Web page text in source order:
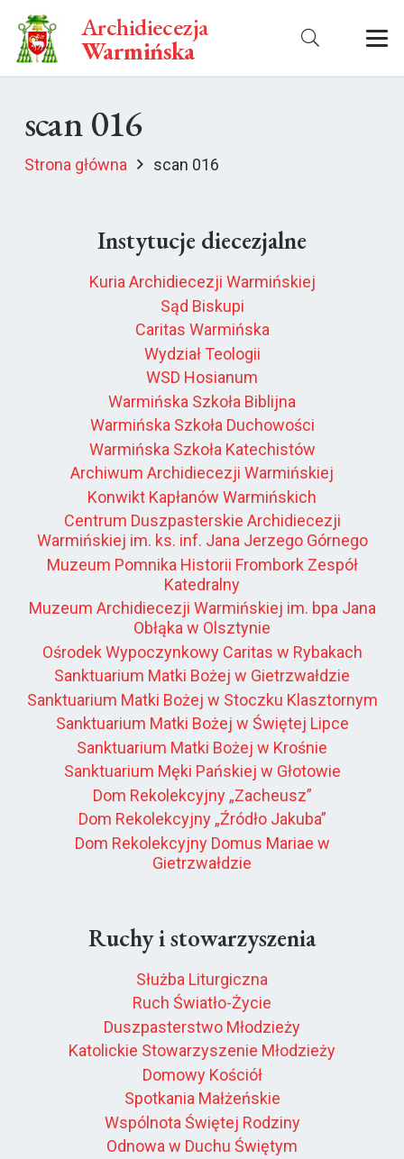
Archidiecezja
Warmińska
scan 016
Strona główna scan 016
Instytucje diecezjalne
Kuria Archidiecezji Warmińskiej
Sąd Biskupi
Caritas Warmińska
Wydział Teologii
WSD Hosianum
Warmińska Szkoła Biblijna
Warmińska Szkoła Duchowości
Warmińska Szkoła Katechistów
Archiwum Archidiecezji Warmińskiej
Konwikt Kapłanów Warmińskich
Centrum Duszpasterskie Archidiecezji
Warmińskiej im. ks. inf. Jana Jerzego Górnego
Muzeum Pomnika Historii Frombork Zespół
Katedralny
Muzeum Archidiecezji Warmińskiej im. bpa Jana
Obłąka w Olsztynie
Ośrodek Wypoczynkowy Caritas w Rybakach
Sanktuarium Matki Bożej w Gietrzwałdzie
Sanktuarium Matki Bożej w Stoczku Klasztornym
Sanktuarium Matki Bożej w Świętej Lipce
Sanktuarium Matki Bożej w Krośnie
Sanktuarium Męki Pańskiej w Głotowie
Dom Rekolekcyjny „Zacheusz”
Dom Rekolekcyjny „Źródło Jakuba”
Dom Rekolekcyjny Domus Mariae w
Gietrzwałdzie
Ruchy i stowarzyszenia
Służba Liturgiczna
Ruch Światło-Życie
Duszpasterstwo Młodzieży
Katolickie Stowarzyszenie Młodzieży
Domowy Kościół
Spotkania Małżeńskie
Wspólnota Świętej Rodziny
Odnowa w Duchu Świętym